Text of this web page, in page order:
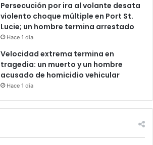
Persecución por ira al volante desata
violento choque múltiple en Port St.
Lucie; un hombre termina arrestado
Hace 1 día
Velocidad extrema termina en
tragedia: un muerto y un hombre
acusado de homicidio vehicular
Hace 1 día